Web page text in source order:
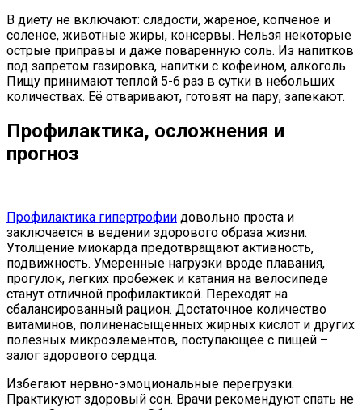
В диету не включают: сладости, жареное, копченое и
соленое, животные жиры, консервы. Нельзя некоторые
острые приправы и даже поваренную соль. Из напитков
под запретом газировка, напитки с кофеином, алкоголь.
Пищу принимают теплой 5-6 раз в сутки в небольших
количествах. Её отваривают, готовят на пару, запекают.
Профилактика, осложнения и
прогноз
Профилактика гипертрофии довольно проста и
заключается в ведении здорового образа жизни.
Утолщение миокарда предотвращают активность,
подвижность. Умеренные нагрузки вроде плавания,
прогулок, легких пробежек и катания на велосипеде
станут отличной профилактикой. Переходят на
сбалансированный рацион. Достаточное количество
витаминов, полиненасыщенных жирных кислот и других
полезных микроэлементов, поступающее с пищей –
залог здорового сердца.
Избегают нервно-эмоциональные перегрузки.
Практикуют здоровый сон. Врачи рекомендуют спать не